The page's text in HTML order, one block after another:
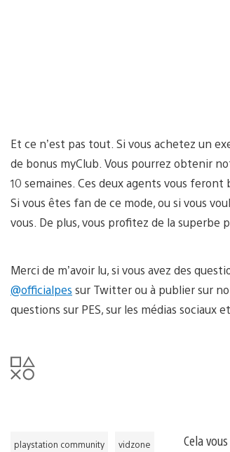
Et ce n’est pas tout. Si vous achetez un
de bonus myClub. Vous pourrez obtenir
10 semaines. Ces deux agents vous
Si vous êtes fan de ce mode, ou si vous
vous. De plus, vous profitez de la superbe
Merci de m’avoir lu, si vous avez des
@officialpes sur Twitter ou à publier sur
questions sur PES, sur les médias sociaux
playstation community vidzone Cela